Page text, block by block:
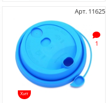
Арт. 11625
1
Хит